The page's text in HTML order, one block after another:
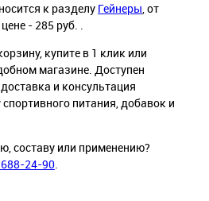
к разделу Гейнеры, от
- 285 руб. .
купите в 1 клик или
магазине. Доступен
и консультация
питания, добавок и
составу или применению?
24-90.